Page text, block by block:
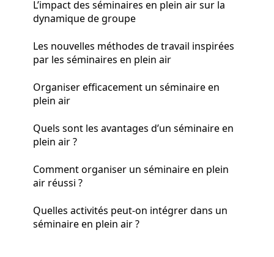
L’impact des séminaires en plein air sur la
dynamique de groupe
Les nouvelles méthodes de travail inspirées
par les séminaires en plein air
Organiser efficacement un séminaire en
plein air
Quels sont les avantages d’un séminaire en
plein air ?
Comment organiser un séminaire en plein
air réussi ?
Quelles activités peut-on intégrer dans un
séminaire en plein air ?